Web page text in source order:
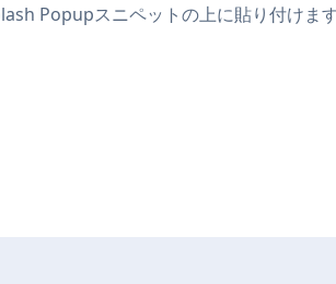
Popupスニペットの上に貼り付け